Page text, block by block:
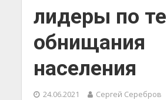
лидеры по
обнищания
населения
24.06.2021
Сергей Серебров